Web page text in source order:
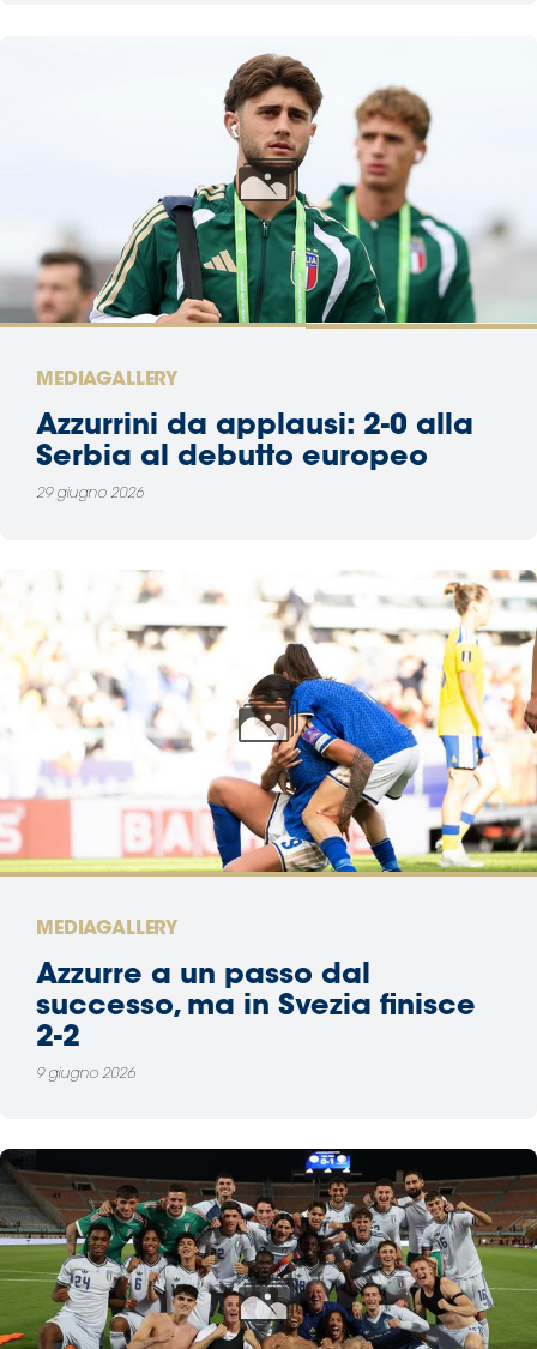
MEDIAGALLERY
Azzurrini da applausi: 2-0 alla
Serbia al debutto europeo
29 giugno 2026
MEDIAGALLERY
Azzurre a un passo dal
successo, ma in Svezia finisce
2-2
9 giugno 2026